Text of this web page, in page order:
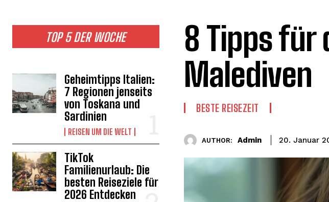
TOP 5 DER WOCHE
Geheimtipps Italien:
7 Regionen jenseits
von Toskana und
Sardinien
REISEN UM DIE WELT
TikTok
Familienurlaub: Die
besten Reiseziele für
2026 Entdecken
8 Tipps für
Malediven
BESTE REISEZEIT
AUTHOR: Admin 20. Januar